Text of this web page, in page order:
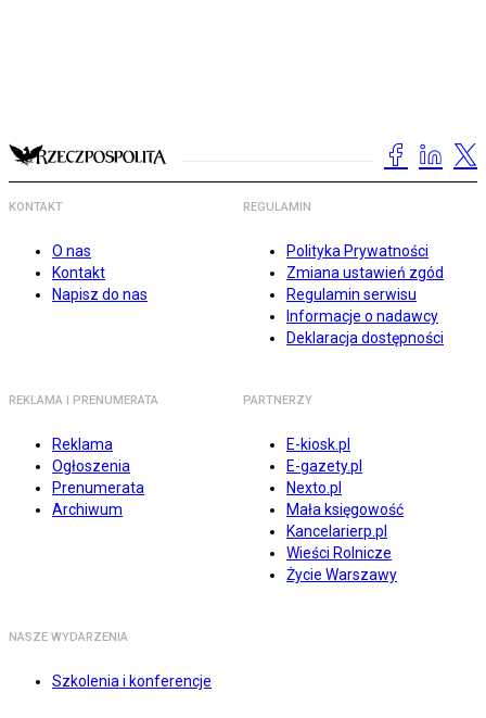
KONTAKT
O nas
Kontakt
Napisz do nas
REGULAMIN
Polityka Prywatności
Zmiana ustawień zgód
Regulamin serwisu
Informacje o nadawcy
Deklaracja dostępności
REKLAMA I PRENUMERATA
Reklama
Ogłoszenia
Prenumerata
Archiwum
PARTNERZY
E-kiosk.pl
E-gazety.pl
Nexto.pl
Mała księgowość
Kancelarierp.pl
Wieści Rolnicze
Życie Warszawy
NASZE WYDARZENIA
Szkolenia i konferencje